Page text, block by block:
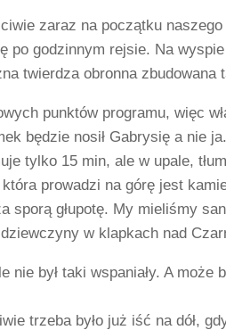
zaraz na początku
po godzinnym rejsie. Na
twierdza obronna zbudowana
punktów programu, więc
będzie nosił Gabrysię a nie
tylko 15 min, ale w upale,
prowadzi na górę jest
głupotę. My mieliśmy
w klapkach nad
był taki wspaniały. A może
trzeba było już iść na dół,